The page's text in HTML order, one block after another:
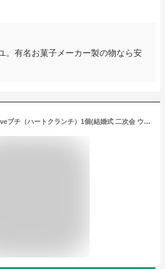
。有名お菓子メーカー製の物なら安
プチギフトSugar Loveプチ（ハートクランチ）1個(結婚式 二次会 ウェディング 披露宴 ありがとう★退職 子ども P★パーティ ノベルティ 引越し 退職 挨拶 参加賞 チョコレート バレンタイン★2020 ホワイトデー)